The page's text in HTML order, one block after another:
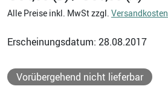
Alle Preise inkl. MwSt zzgl. Versandkosten
Erscheinungsdatum: 28.08.2017
Vorübergehend nicht lieferbar